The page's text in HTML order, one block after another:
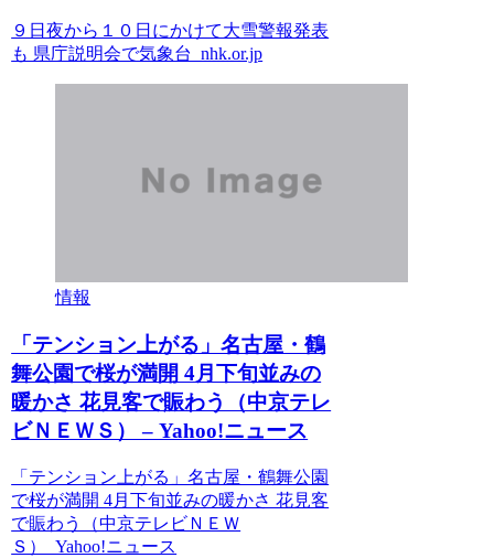
９日夜から１０日にかけて大雪警報発表
も 県庁説明会で気象台 nhk.or.jp
情報
「テンション上がる」名古屋・鶴
舞公園で桜が満開 4月下旬並みの
暖かさ 花見客で賑わう（中京テレ
ビＮＥＷＳ） – Yahoo!ニュース
「テンション上がる」名古屋・鶴舞公園
で桜が満開 4月下旬並みの暖かさ 花見客
で賑わう（中京テレビＮＥＷ
Ｓ） Yahoo!ニュース